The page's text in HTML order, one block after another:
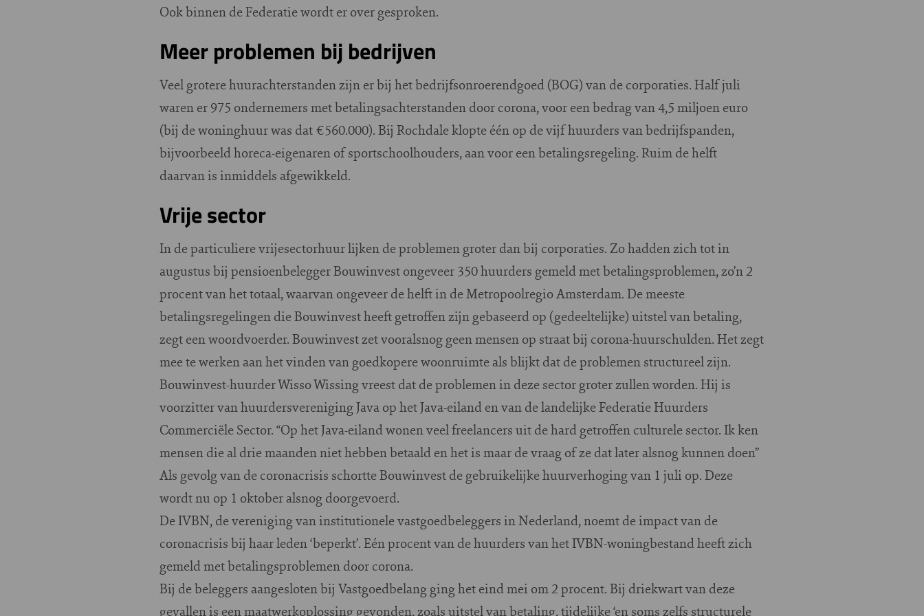
Ook binnen de Federatie wordt er over gesproken.
Meer problemen bij bedrijven
Veel grotere huurachterstanden zijn er bij het bedrijfsonroerendgoed (BOG) van de corporaties. Half juli
waren er 975 ondernemers met betalingsachterstanden door corona, voor een bedrag van 4,5 miljoen euro
(bij de woninghuur was dat €560.000). Bij Rochdale klopte één op de vijf huurders van bedrijfspanden,
bijvoorbeeld horeca-eigenaren of sportschoolhouders, aan voor een betalingsregeling. Ruim de helft
daarvan is inmiddels afgewikkeld.
Vrije sector
In de particuliere vrijesectorhuur lijken de problemen groter dan bij corporaties. Zo hadden zich tot in
augustus bij pensioenbelegger Bouwinvest ongeveer 350 huurders gemeld met betalingsproblemen, zo’n 2
procent van het totaal, waarvan ongeveer de helft in de Metropoolregio Amsterdam. De meeste
betalingsregelingen die Bouwinvest heeft getroffen zijn gebaseerd op (gedeeltelijke) uitstel van betaling,
zegt een woordvoerder. Bouwinvest zet vooralsnog geen mensen op straat bij corona-huurschulden. Het zegt
mee te werken aan het vinden van goedkopere woonruimte als blijkt dat de problemen structureel zijn.
Bouwinvest-huurder Wisso Wissing vreest dat de problemen in deze sector groter zullen worden. Hij is
voorzitter van huurdersvereniging Java op het Java-eiland en van de landelijke Federatie Huurders
Commerciële Sector. “Op het Java-eiland wonen veel freelancers uit de hard getroffen culturele sector. Ik ken
mensen die al drie maanden niet hebben betaald en het is maar de vraag of ze dat later alsnog kunnen doen”
Als gevolg van de coronacrisis schortte Bouwinvest de gebruikelijke huurverhoging van 1 juli op. Deze
wordt nu op 1 oktober alsnog doorgevoerd.
De IVBN, de vereniging van institutionele vastgoedbeleggers in Nederland, noemt de impact van de
coronacrisis bij haar leden ‘beperkt’. Eén procent van de huurders van het IVBN-woningbestand heeft zich
gemeld met betalingsproblemen door corona.
Bij de beleggers aangesloten bij Vastgoedbelang ging het eind mei om 2 procent. Bij driekwart van deze
gevallen is een maatwerkoplossing gevonden, zoals uitstel van betaling, tijdelijke ‘en soms zelfs structurele